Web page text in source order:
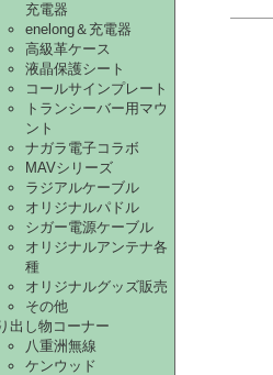
充電器
enelong＆充電器
高級革ケース
液晶保護シート
コールサインプレート
トランシーバー用マウ
ント
ナガラ電子コラボ
MAVシリーズ
ラジアルケーブル
オリジナルパドル
シガー電源ケーブル
オリジナルアンテナ各
種
オリジナルグッズ販売
その他
出し物コーナー
八重洲無線
ケンウッド